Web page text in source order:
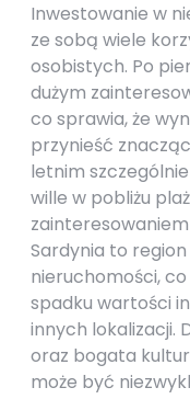
Inwestowanie w
ze sobą wiele
osobistych. Po
dużym
co sprawia, że
przynieść
letnim
wille w pobliżu
Sardynia to
nieruchomości,
spadku wartości
innych lokalizacji.
oraz bogata
może być